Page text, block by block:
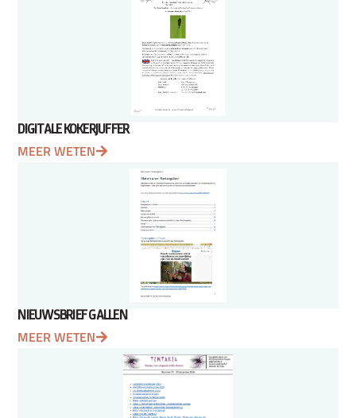
DIGITALE KOKERJUFFER
MEER WETEN
NIEUWSBRIEF GALLEN
MEER WETEN